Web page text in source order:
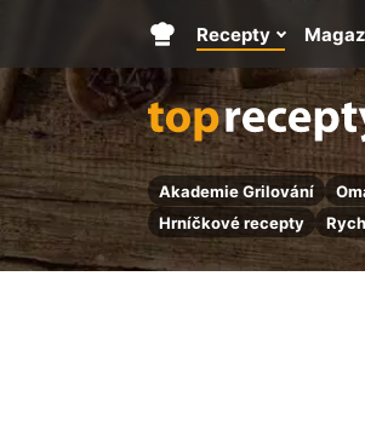
Akademie Grilování
Hrníčkové recepty
Hlavní
stránka
Recepty